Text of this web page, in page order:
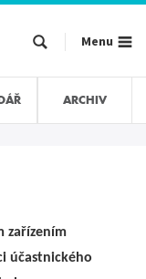
Menu
ARCHIV
zařízením
účastnického